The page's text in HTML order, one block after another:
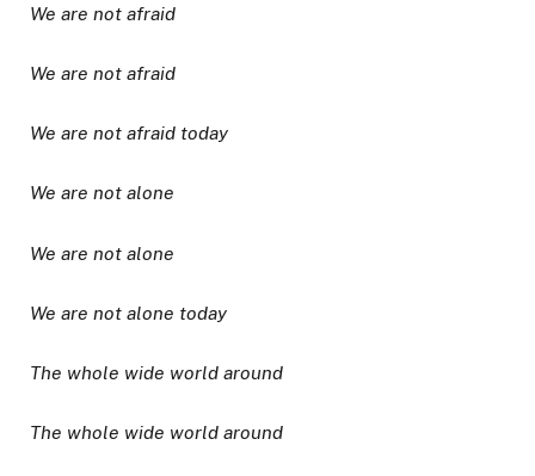
We are not afraid
We are not afraid
We are not afraid today
We are not alone
We are not alone
We are not alone today
The whole wide world around
The whole wide world around